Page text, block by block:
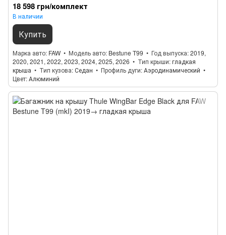
18 598 грн/комплект
В наличии
Купить
Марка авто FAW Модель авто Bestune T99 Год выпуска 2019,
2020, 2021, 2022, 2023, 2024, 2025, 2026
Тип крыши гладкая
крыша
Тип кузова Седан Профиль дуги Аэродинамический
Цвет Алюминий